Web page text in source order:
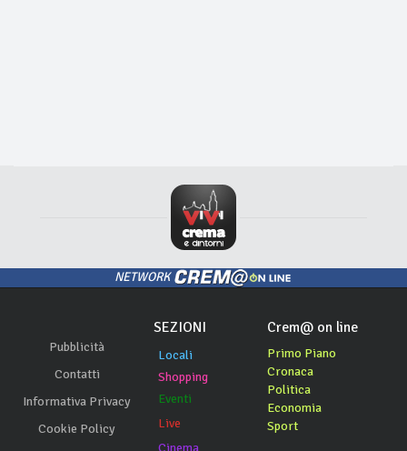
NETWORK
Pubblicità
Contatti
Informativa Privacy
Cookie Policy
SEZIONI
Locali
Shopping
Eventi
Live
Cinema
Crem@ on line
Primo Piano
Cronaca
Politica
Economia
Sport